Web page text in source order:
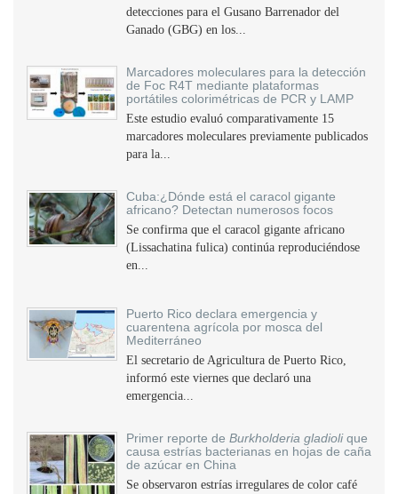
detecciones para el Gusano Barrenador del
Ganado (GBG) en los...
Marcadores moleculares para la detección
de Foc R4T mediante plataformas
portátiles colorimétricas de PCR y LAMP
Este estudio evaluó comparativamente 15
marcadores moleculares previamente publicados
para la...
Cuba:¿Dónde está el caracol gigante
africano? Detectan numerosos focos
Se confirma que el caracol gigante africano
(Lissachatina fulica) continúa reproduciéndose
en...
Puerto Rico declara emergencia y
cuarentena agrícola por mosca del
Mediterráneo
El secretario de Agricultura de Puerto Rico,
informó este viernes que declaró una
emergencia...
Primer reporte de Burkholderia gladiolique
causa estrías bacterianas en hojas de caña
de azúcar en China
Se observaron estrías irregulares de color café